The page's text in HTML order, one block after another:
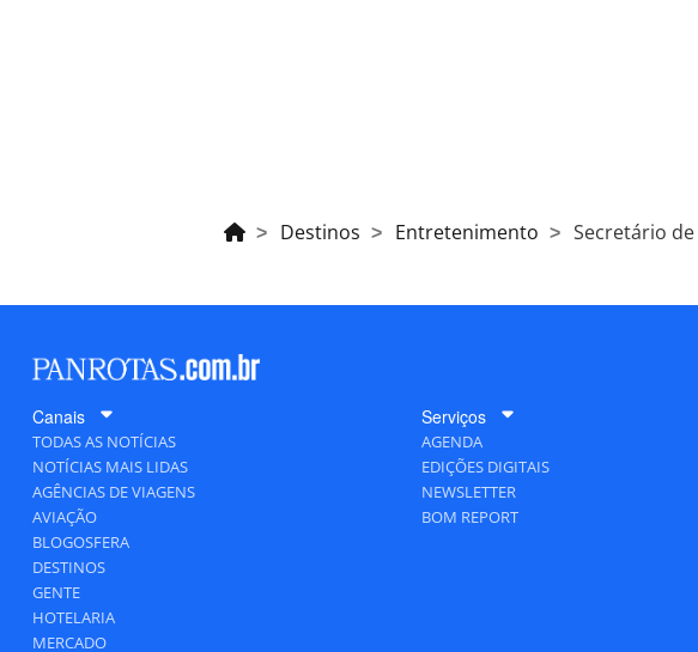
Destinos Entretenimento Secretário
Canais
TODAS AS NOTÍCIAS
NOTÍCIAS MAIS LIDAS
AGÊNCIAS DE VIAGENS
AVIAÇÃO
BLOGOSFERA
DESTINOS
GENTE
HOTELARIA
MERCADO
Serviços
AGENDA
EDIÇÕES DIGITAIS
NEWSLETTER
BOM REPORT